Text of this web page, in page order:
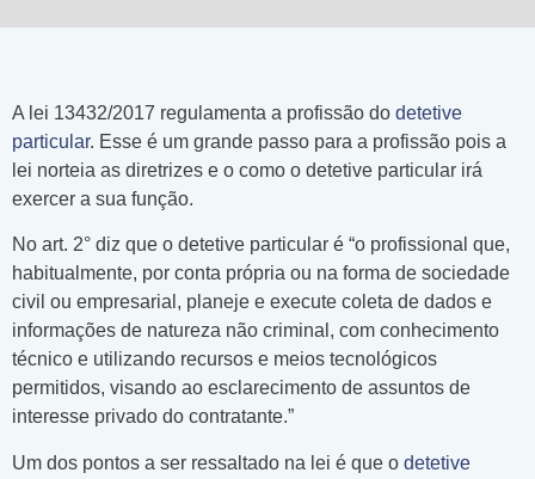
A lei 13432/2017 regulamenta a profissão do detetive
particular. Esse é um grande passo para a profissão pois a
lei norteia as diretrizes e o como o detetive particular irá
exercer a sua função.
No art. 2° diz que o detetive particular é “o profissional que,
habitualmente, por conta própria ou na forma de sociedade
civil ou empresarial, planeje e execute coleta de dados e
informações de natureza não criminal, com conhecimento
técnico e utilizando recursos e meios tecnológicos
permitidos, visando ao esclarecimento de assuntos de
interesse privado do contratante.”
Um dos pontos a ser ressaltado na lei é que o detetive